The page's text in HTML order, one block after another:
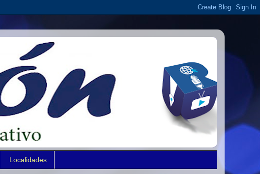
Localidades